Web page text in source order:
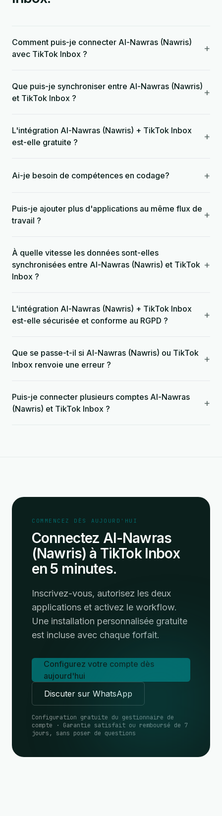
Comment puis-je connecter Al-Nawras (Nawris)
avec TikTok Inbox ?
+
Que puis-je synchroniser entre Al-Nawras (Nawris)
et TikTok Inbox ?
+
L'intégration Al-Nawras (Nawris) + TikTok Inbox
est-elle gratuite ?
+
Ai-je besoin de compétences en codage? +
Puis-je ajouter plus d'applications au même flux de
travail ?
+
À quelle vitesse les données sont-elles
synchronisées entre Al-Nawras (Nawris) et TikTok
Inbox ?
+
L'intégration Al-Nawras (Nawris) + TikTok Inbox
est-elle sécurisée et conforme au RGPD ?
+
Que se passe-t-il si Al-Nawras (Nawris) ou TikTok
Inbox renvoie une erreur ?
+
Puis-je connecter plusieurs comptes Al-Nawras
(Nawris) et TikTok Inbox ?
+
COMMENCEZ DÈS AUJOURD'HUI
Connectez Al-Nawras
(Nawris) à TikTok Inbox
en 5 minutes.
Inscrivez-vous, autorisez les deux
applications et activez le workflow.
Une installation personnalisée gratuite
est incluse avec chaque forfait.
Configurez votre compte dès
aujourd'hui
Discuter sur WhatsApp
Configuration gratuite du gestionnaire de
compte · Garantie satisfait ou remboursé de 7
jours, sans poser de questions